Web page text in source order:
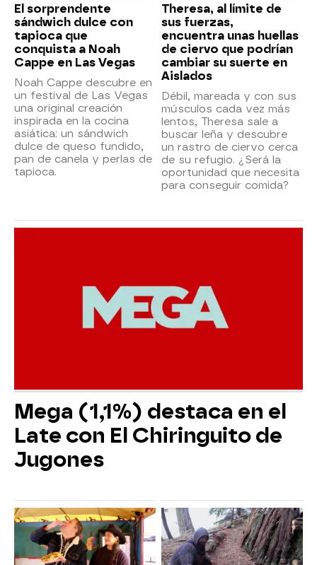
El sorprendente
sándwich dulce con
tapioca que
conquista a Noah
Cappe en Las Vegas
Noah Cappe descubre en
un festival de Las Vegas
una original creación
inspirada en la cocina
asiática: un sándwich
dulce de queso fundido,
pan de canela y perlas de
tapioca.
Theresa, al límite de
sus fuerzas,
encuentra unas huellas
de ciervo que podrían
cambiar su suerte en
Aislados
Débil, mareada y con sus
músculos cada vez más
lentos, Theresa sale a
buscar leña y descubre
un rastro de ciervo cerca
de su refugio. ¿Será la
oportunidad que necesita
para conseguir comida?
Mega (1,1%) destaca en el
Late con El Chiringuito de
Jugones